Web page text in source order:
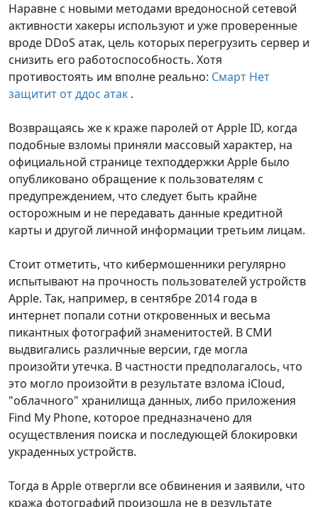
Наравне с новыми методами вредоносной сетевой
активности хакеры используют и уже проверенные
вроде DDoS атак, цель которых перегрузить сервер и
снизить его работоспособность. Хотя
противостоять им вполне реально: Смарт Нет
защитит от ддос атак .
Возвращаясь же к краже паролей от Apple ID, когда
подобные взломы приняли массовый характер, на
официальной странице техподдержки Apple было
опубликовано обращение к пользователям с
предупреждением, что следует быть крайне
осторожным и не передавать данные кредитной
карты и другой личной информации третьим лицам.
Стоит отметить, что кибермошенники регулярно
испытывают на прочность пользователей устройств
Apple. Так, например, в сентябре 2014 года в
интернет попали сотни откровенных и весьма
пикантных фотографий знаменитостей. В СМИ
выдвигались различные версии, где могла
произойти утечка. В частности предполагалось, что
это могло произойти в результате взлома iCloud,
"облачного" хранилища данных, либо приложения
Find My Phone, которое предназначено для
осуществления поиска и последующей блокировки
украденных устройств.
Тогда в Apple отвергли все обвинения и заявили, что
кража фотографий произошла не в результате